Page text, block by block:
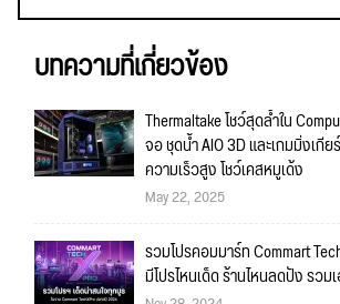
บทความที่เกี่ยวข้อง
Thermaltake โชว์สุดล้ำใน
จอ ชุดน้ำ AIO 3D และเกมมิ่งเกี
ความเร็วสูง โชว์เคสหมูเด้ง
May 22, 2025
รวมโปรคอมมาร์ท Commart
มีโปรไหนเด็ด ร้านไหนลดปัง รวม